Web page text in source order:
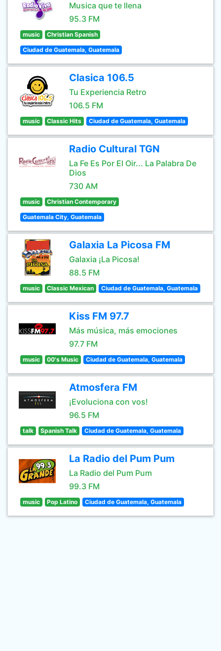
Musica que te llena
95.3 FM
music Christian Spanish
Ciudad de Guatemala, Guatemala
Clasica 106.5
Tu Experiencia Retro
106.5 FM
music Classic Hits Ciudad de Guatemala, Guatemala
Radio Cultural TGN
La Fe Es Por El Oir... La Palabra De
Dios
730 AM
music Christian Contemporary
Guatemala City, Guatemala
Galaxia La Picosa FM
Galaxia ¡La Picosa!
88.5 FM
music Classic Mexican Ciudad de Guatemala, Guatemala
Kiss FM 97.7
Más música, más emociones
97.7 FM
music 00's Music Ciudad de Guatemala, Guatemala
Atmosfera FM
¡Evoluciona con vos!
96.5 FM
talk Spanish Talk Ciudad de Guatemala, Guatemala
La Radio del Pum Pum
La Radio del Pum Pum
99.3 FM
music Pop Latino Ciudad de Guatemala, Guatemala